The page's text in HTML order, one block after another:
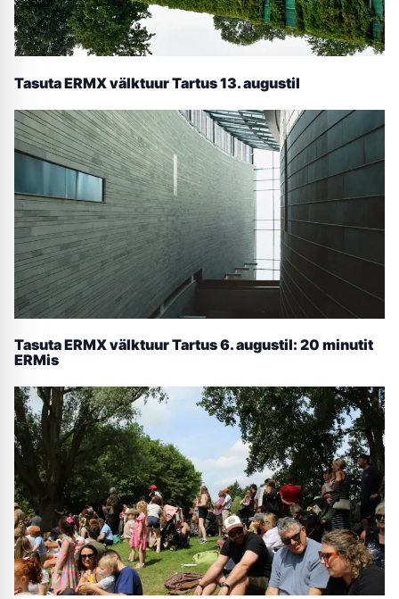
Tasuta ERMX välktuur Tartus 13. augustil
Tasuta ERMX välktuur Tartus 6. augustil: 20 minutit
ERMis